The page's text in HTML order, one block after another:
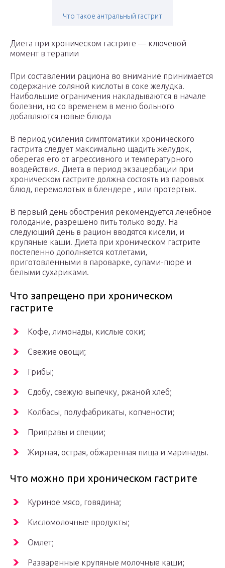
Что такое антральный гастрит
Диета при хроническом гастрите — ключевой
момент в терапии
При составлении рациона во внимание принимается
содержание соляной кислоты в соке желудка.
Наибольшие ограничения накладываются в начале
болезни, но со временем в меню больного
добавляются новые блюда
В период усиления симптоматики хронического
гастрита следует максимально щадить желудок,
оберегая его от агрессивного и температурного
воздействия. Диета в период экзацербации при
хроническом гастрите должна состоять из паровых
блюд, перемолотых в блендере , или протертых.
В первый день обострения рекомендуется лечебное
голодание, разрешено пить только воду. На
следующий день в рацион вводятся кисели, и
крупяные каши. Диета при хроническом гастрите
постепенно дополняется котлетами,
приготовленными в пароварке, супами-пюре и
белыми сухариками.
Что запрещено при хроническом
гастрите
Кофе, лимонады, кислые соки;
Свежие овощи;
Грибы;
Сдобу, свежую выпечку, ржаной хлеб;
Колбасы, полуфабрикаты, копчености;
Приправы и специи;
Жирная, острая, обжаренная пища и маринады.
Что можно при хроническом гастрите
Куриное мясо, говядина;
Кисломолочные продукты;
Омлет;
Разваренные крупяные молочные каши;